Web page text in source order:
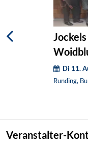
Di 11.
Runding,
Veranstalter-